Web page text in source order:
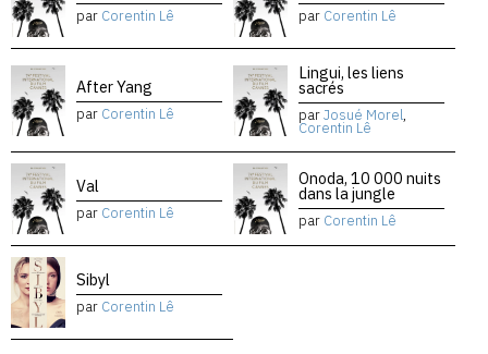
par Corentin Lê par Corentin Lê
After Yang
par Corentin Lê
Lingui, les liens
sacrés
parJosué Morel,
Corentin Lê
Val
par Corentin Lê
Onoda, 10 000 nuits
dans la jungle
par Corentin Lê
Sibyl
par Corentin Lê